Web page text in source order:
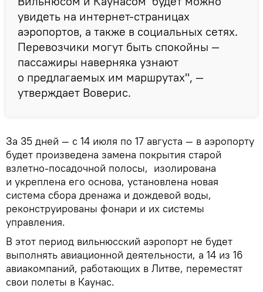
увидеть на интернет-страницах
аэропортов, а также в социальных сетях.
Перевозчики могут быть спокойны —
пассажиры наверняка узнают
о предлагаемых им маршрутах", —
утверждает Воверис.
За 35 дней — с 14 июля по 17 августа — в аэропорту
будет произведена замена покрытия старой
взлетно-посадочной полосы, изолирована
и укреплена его основа, установлена новая
система сбора дренажа и дождевой воды,
реконструированы фонари и их системы
управления.
В этот период вильнюсский аэропорт не будет
выполнять авиационной деятельности, а 14 из 16
авиакомпаний, работающих в Литве, переместят
свои полеты в Каунас.